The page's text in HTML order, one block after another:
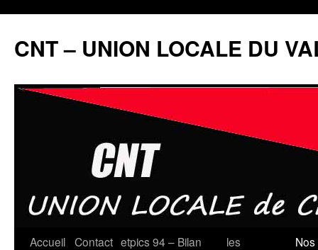
contenu
CNT – UNION LOCALE DU
Accueil Contact etpics 94 – Bilan
les